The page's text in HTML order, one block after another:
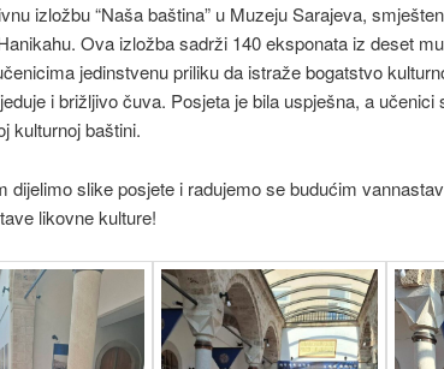
izložbu “Naša baština” u Muzeju Sarajeva,
Ova izložba sadrži 140 eksponata iz deset
jedinstvenu priliku da istraže bogatstvo
i brižljivo čuva. Posjeta je bila uspješna, a učenici
kulturnoj baštini.
dijelimo slike posjete i radujemo se budućim
likovne kulture!